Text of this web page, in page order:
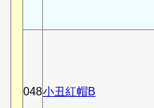
048小丑紅帽B